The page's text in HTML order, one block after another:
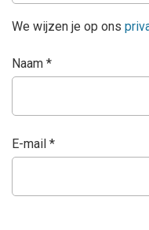
We wijzen je op ons
Naam *
E-mail *